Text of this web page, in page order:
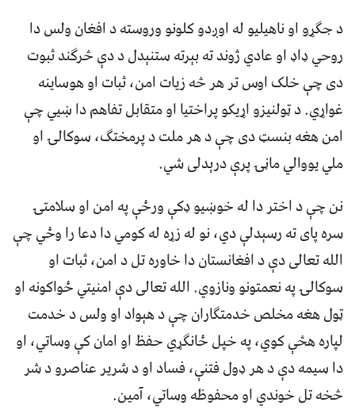
د جګړو او ناهیلیو له اوږدو کلونو وروسته د افغان ولس دا
روحي ډاډ او عادي ژوند ته بېرته ستنېدل د دې څرګند ثبوت
دی چې خلک اوس تر هر څه زیات امن، ثبات او هوساینه
غواړي. د ټولنیزو اړیکو پراختیا او متقابل تفاهم دا ښيي چې
امن هغه بنسټ دی چې د هر ملت د پرمختګ، سوکالۍ او
ملي یووالي ماڼۍ پرې درېدلی شي.
نن چې د اختر دا له خوښیو ډکې ورځې په امن او سلامتۍ
سره پای ته رسېدلې دي، نو له زړه له کومي دا دعا را وځي چې
الله تعالی دې د افغانستان دا خاوره تل د امن، ثبات او
سوکالۍ په نعمتونو ونازوي. الله تعالی دې امنیتي ځواکونه او
ټول هغه مخلص خدمتګاران چې د هېواد او ولس د خدمت
لپاره هڅې کوي، په خپل ځانګړي حفظ او امان کې وساتي، او
دا سیمه دې د هر ډول فتنې، فساد او د شریر عناصرو د شر
څخه تل خوندي او محفوظه وساتي، آمین.